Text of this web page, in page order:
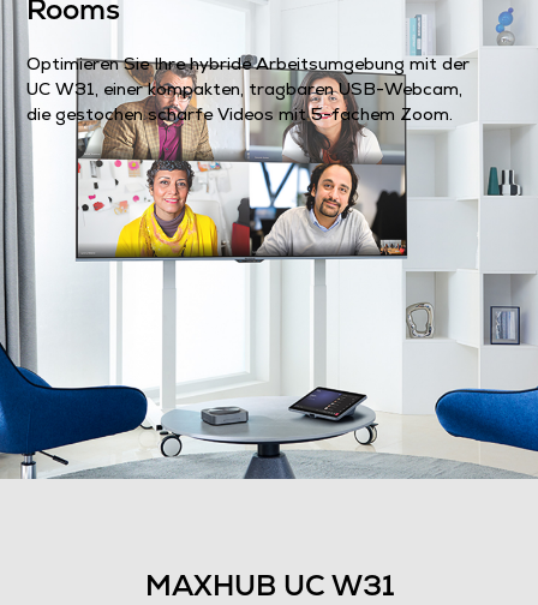
Rooms
Optimieren Sie Ihre hybride Arbeitsumgebung mit der
UC W31, einer kompakten, tragbaren USB-Webcam,
die gestochen scharfe Videos mit 5-fachem Zoom.
MAXHUB UC W31